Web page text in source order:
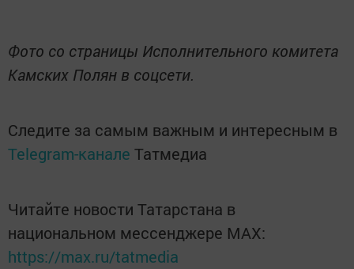
Фото со страницы Исполнительного комитета
Камских Полян в соцсети.
Следите за самым важным и интересным в
Telegram-канале Татмедиа
Читайте новости Татарстана в
национальном мессенджере MАХ:
https://max.ru/tatmedia